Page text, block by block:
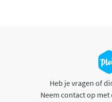
Heb je vragen of
Neem contact op